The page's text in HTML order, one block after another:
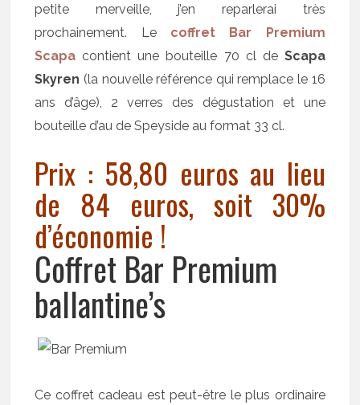
petite merveille, j’en reparlerai très
prochainement. Le coffret Bar Premium
Scapa contient une bouteille 70 cl de Scapa
Skyren (la nouvelle référence qui remplace le 16
ans d’âge), 2 verres des dégustation et une
bouteille d’au de Speyside au format 33 cl.
Prix : 58,80 euros au lieu
de 84 euros, soit 30%
d’économie !
Coffret Bar Premium
ballantine’s
Ce coffret cadeau est peut-être le plus ordinaire